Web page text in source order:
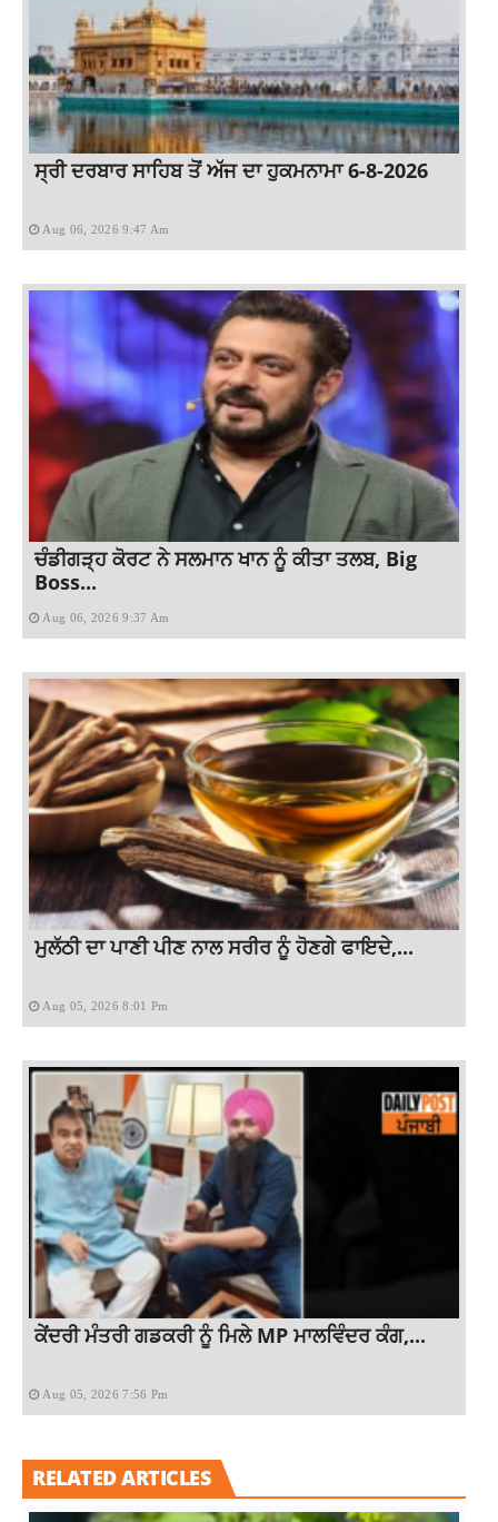
ਸ੍ਰੀ ਦਰਬਾਰ ਸਾਹਿਬ ਤੋਂ ਅੱਜ ਦਾ ਹੁਕਮਨਾਮਾ 6-8-2026
Aug 06, 2026 9:47 Am
ਚੰਡੀਗੜ੍ਹ ਕੋਰਟ ਨੇ ਸਲਮਾਨ ਖਾਨ ਨੂੰ ਕੀਤਾ ਤਲਬ, Big
Boss...
Aug 06, 2026 9:37 Am
ਮੁਲੱਠੀ ਦਾ ਪਾਣੀ ਪੀਣ ਨਾਲ ਸਰੀਰ ਨੂੰ ਹੋਣਗੇ ਫਾਇਦੇ,...
Aug 05, 2026 8:01 Pm
ਕੇਂਦਰੀ ਮੰਤਰੀ ਗਡਕਰੀ ਨੂੰ ਮਿਲੇ MP ਮਾਲਵਿੰਦਰ ਕੰਗ,...
Aug 05, 2026 7:56 Pm
RELATED ARTICLES